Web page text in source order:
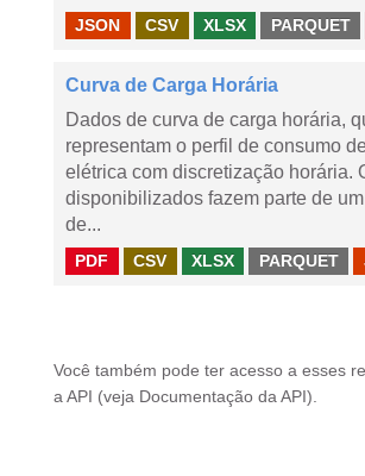
JSON CSV XLSX PARQUET
Curva de Carga Horária
Dados de curva de carga horária,
representam o perfil de consumo
elétrica com discretização horária.
disponibilizados fazem parte de
de...
PDF CSV XLSX PARQUET
Você também pode ter acesso a esses
a API (veja Documentação da API ).